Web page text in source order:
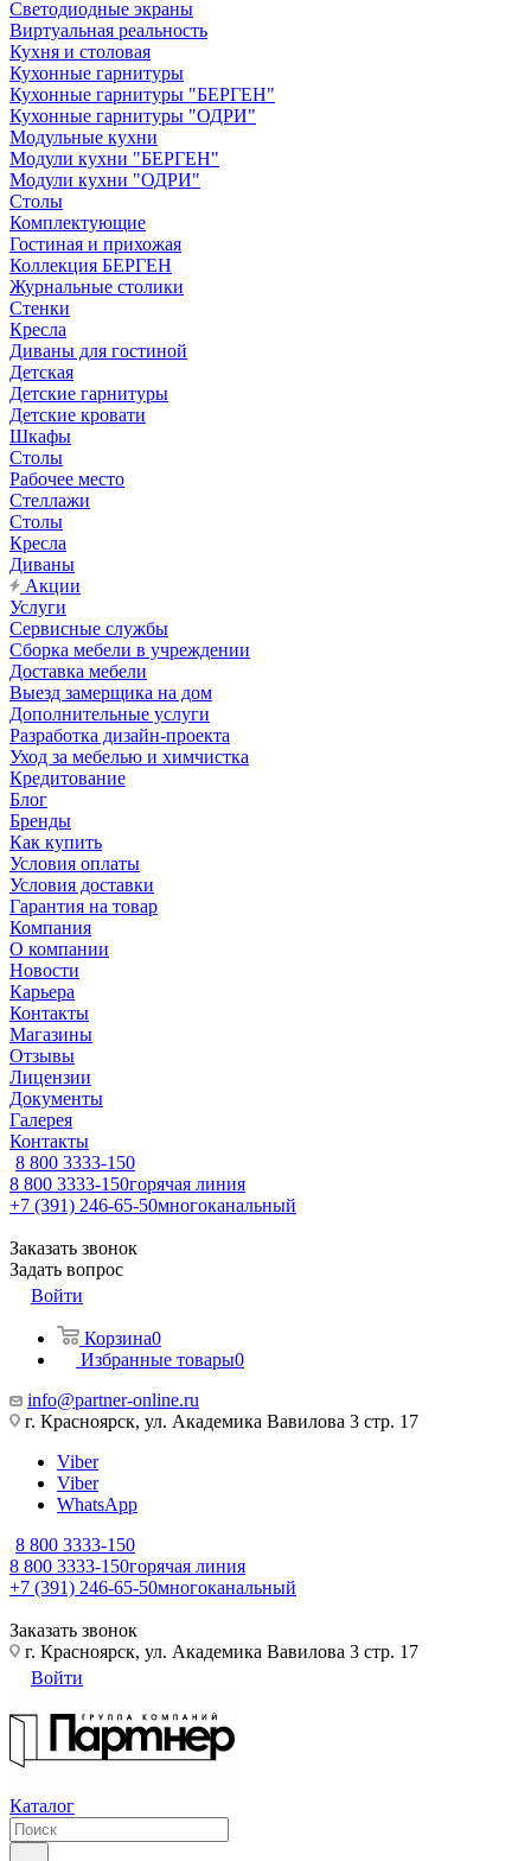
Светодиодные экраны
Виртуальная реальность
Кухня и столовая
Кухонные гарнитуры
Кухонные гарнитуры "БЕРГЕН"
Кухонные гарнитуры "ОДРИ"
Модульные кухни
Модули кухни "БЕРГЕН"
Модули кухни "ОДРИ"
Столы
Комплектующие
Гостиная и прихожая
Коллекция БЕРГЕН
Журнальные столики
Стенки
Кресла
Диваны для гостиной
Детская
Детские гарнитуры
Детские кровати
Шкафы
Столы
Рабочее место
Стеллажи
Столы
Кресла
Диваны
Акции
Услуги
Сервисные службы
Сборка мебели в учреждении
Доставка мебели
Выезд замерщика на дом
Дополнительные услуги
Разработка дизайн-проекта
Уход за мебелью и химчистка
Кредитование
Блог
Бренды
Как купить
Условия оплаты
Условия доставки
Гарантия на товар
Компания
О компании
Новости
Карьера
Контакты
Магазины
Отзывы
Лицензии
Документы
Галерея
Контакты
8 800 3333-150
8 800 3333-150горячая линия
+7 (391) 246-65-50многоканальный
Заказать звонок
Задать вопрос
Войти
Корзина0
Избранные товары0
info@partner-online.ru
г. Красноярск, ул. Академика Вавилова 3 стр. 17
Viber
Viber
WhatsApp
8 800 3333-150
8 800 3333-150горячая линия
+7 (391) 246-65-50многоканальный
Заказать звонок
г. Красноярск, ул. Академика Вавилова 3 стр. 17
Войти
Каталог